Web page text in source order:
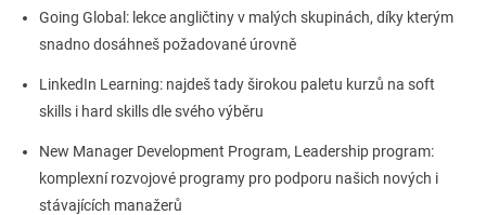
Going Global: lekce angličtiny v malých skupinách, díky kterým
snadno dosáhneš požadované úrovně
LinkedIn Learning: najdeš tady širokou paletu kurzů na soft
skills i hard skills dle svého výběru
New Manager Development Program, Leadership program:
komplexní rozvojové programy pro podporu našich nových i
stávajících manažerů